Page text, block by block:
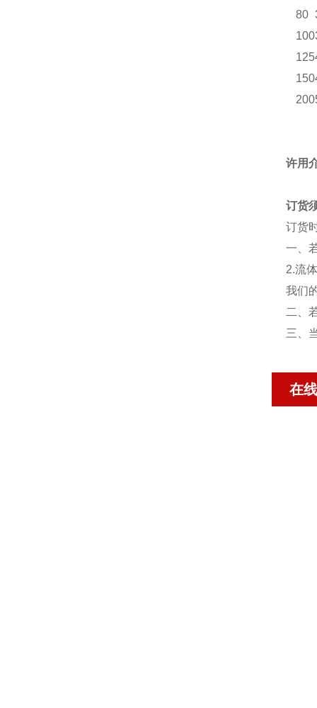
80
100
125
150
200
许用
订货
订货
一、
2.流
我们
二、
三、
在